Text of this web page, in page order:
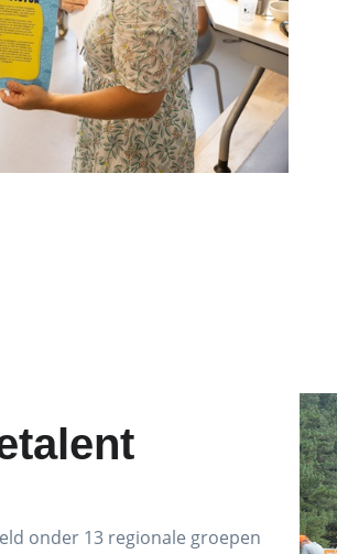
onder 13 regionale groepen